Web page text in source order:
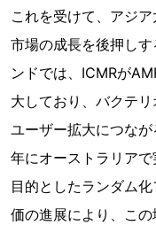
これを受けて、アジ
市場の成長を後押し
ンドでは、ICMRが
大しており、バクテ
ユーザー拡大につな
年にオーストラリア
目的としたランダム
価の進展により、こ